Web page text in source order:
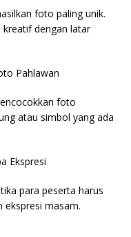
foto paling unik.
dengan latar
Pahlawan
foto
atau simbol yang ada
Ekspresi
para peserta harus
ekspresi masam.